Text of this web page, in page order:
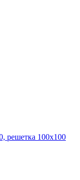
решетка 100х100